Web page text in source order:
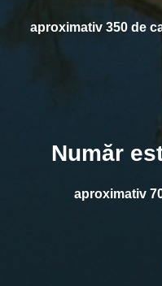
aproximativ 350 de
Număr
aproximativ